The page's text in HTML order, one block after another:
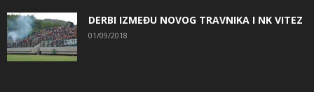
DERBI IZMEĐU NOVOG TRAVNIKA I NK VITEZ
01/09/2018